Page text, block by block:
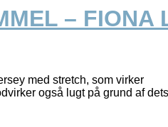
– FIONA
med stretch, som virker
også lugt på grund af